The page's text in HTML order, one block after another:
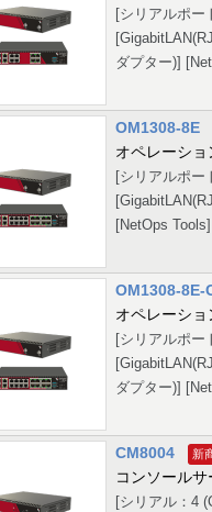
[シリアルポー
ダプター)]
OM1308-8E
オペレーシ
[シリアルポー
[NetOps
OM1308-8E-
オペレーシ
[シリアルポー
ダプター)]
CM8004
コンソールサ
[シリアル：4